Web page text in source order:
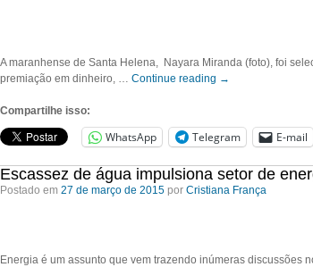
A maranhense de Santa Helena, Nayara Miranda (foto), foi
premiação em dinheiro, … Continue reading →
Compartilhe isso:
WhatsApp Telegram E-mail
Escassez de água impulsiona setor de
Postado em 27 de março de 2015 por Cristiana França
Energia é um assunto que vem trazendo inúmeras discussões